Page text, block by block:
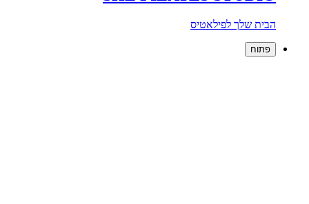
הבית שלך לפילאטיס
פתוח